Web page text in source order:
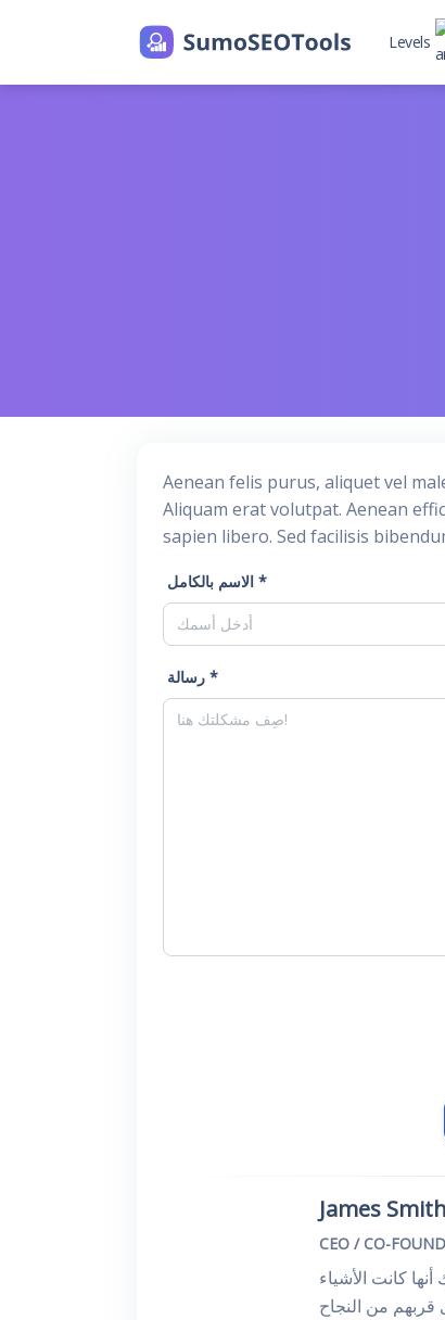
Levels
Aenean felis purus, aliquet vel
Aliquam erat volutpat. Aenean
sapien libero. Sed facilisis
الاسم بالكامل *
رسالة *
James Smith
CEO / CO-
كانت الأشياء
قربهم من النجاح